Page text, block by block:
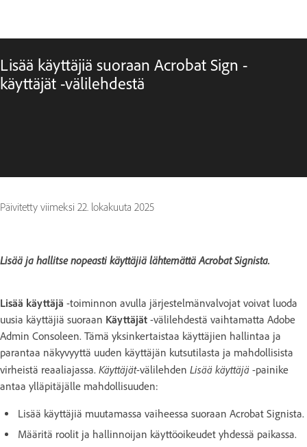
Lisää käyttäjiä suoraan Acrobat Sign -
käyttäjät -välilehdestä
Päivitetty viimeksi 22. lokakuuta 2025
Lisää ja hallitse nopeasti käyttäjiä lähtemättä Acrobat Signista.
Lisää käyttäjä -toiminnon avulla järjestelmänvalvojat voivat luoda
uusia käyttäjiä suoraan Käyttäjät -välilehdestä vaihtamatta Adobe
Admin Consoleen. Tämä yksinkertaistaa käyttäjien hallintaa ja
parantaa näkyvyyttä uuden käyttäjän kutsutilasta ja mahdollisista
virheistä reaaliajassa. Käyttäjät-välilehden Lisää käyttäjä -painike
antaa ylläpitäjälle mahdollisuuden:
Lisää käyttäjiä muutamassa vaiheessa suoraan Acrobat Signista.
Määritä roolit ja hallinnoijan käyttöoikeudet yhdessä paikassa.